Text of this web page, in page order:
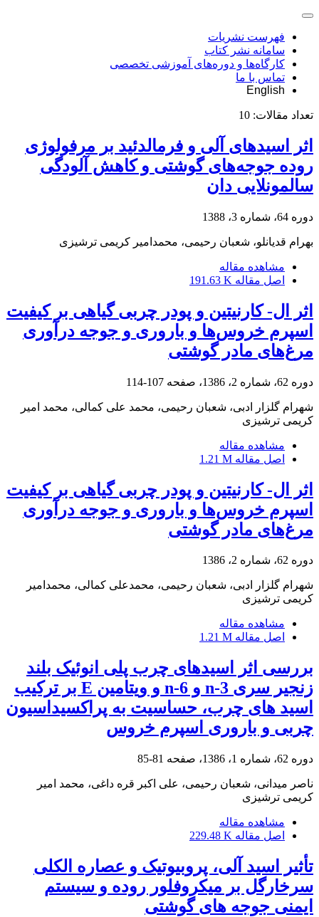
فهرست نشریات
سامانه نشر کتاب
کارگاه‌ها و دوره‌های آموزشی تخصصی
تماس با ما
English
تعداد مقالات: 10
اثر اسید‌های آلی و فرمالدئید بر مرفولوژی
روده جوجه‌های گوشتی و کاهش آلودگی
سالمونلایی دان
دوره 64، شماره 3، 1388
بهرام قدیانلو، شعبان رحیمی، محمدامیر کریمی ترشیزی
مشاهده مقاله
اصل مقاله 191.63 K
اثر ال- کارنیتین و پودر چربی گیاهی بر کیفیت
اسپرم خروس‌ها و ‌باروری و جوجه درآوری
مرغ‌های مادر گوشتی‌
دوره 62، شماره 2، 1386، صفحه 107-114
شهرام گلزار ادبی، شعبان رحیمی، محمد علی کمالی، محمد امیر
کریمی ترشیزی
مشاهده مقاله
اصل مقاله 1.21 M
اثر ال- کارنیتین و پودر چربی گیاهی بر کیفیت
اسپرم خروس‌ها و ‌باروری و جوجه درآوری
مرغ‌های مادر گوشتی‌
دوره 62، شماره 2، 1386
شهرام گلزار ادبی، شعبان رحیمی، محمدعلی کمالی، محمدامیر
کریمی ترشیزی
مشاهده مقاله
اصل مقاله 1.21 M
بررسی اثر اسیدهای چرب پلی انوئیک بلند
زنجیر سری 3-n و n-6 و ویتامین E بر ترکیب
اسید های چرب، حساسیت به پراکسیداسیون
چربی و باروری اسپرم خروس
دوره 62، شماره 1، 1386، صفحه 81-85
ناصر میدانی، شعبان رحیمی، علی اکبر قره داغی، محمد امیر
کریمی ترشیزی
مشاهده مقاله
اصل مقاله 229.48 K
تأثیر اسید آلی، پروبیوتیک و عصاره الکلی
سرخارگل بر میکروفلور روده و سیستم
ایمنی جوجه های گوشتی